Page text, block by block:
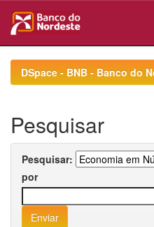
navigationDSpace - BNB - Banco do
Pesquisar
Pesquisar:
por